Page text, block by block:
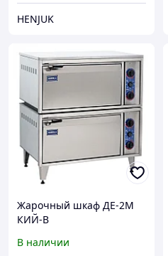
HENJUK
Жарочный шкаф ДЕ-2М
КИЙ-В
В наличии